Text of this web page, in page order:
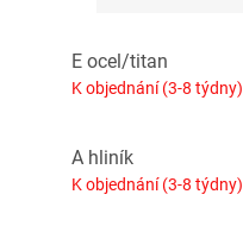
E ocel/titan
K objednání (3-8 týdny)
A hliník
K objednání (3-8 týdny)